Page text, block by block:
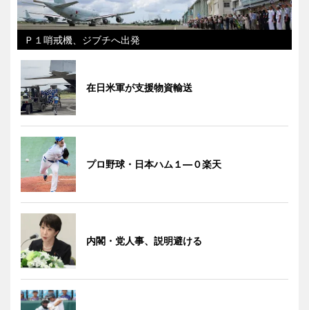
Ｐ１哨戒機、ジブチへ出発
在日米軍が支援物資輸送
プロ野球・日本ハム１―０楽天
内閣・党人事、説明避ける